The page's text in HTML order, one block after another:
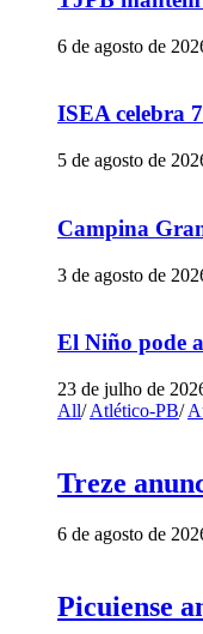
6 de agosto de
ISEA celebra
5 de agosto de
Campina
3 de agosto de
El Niño pode
23 de julho de
All/ Atlético-PB/
Treze
6 de agosto de
Picuiense